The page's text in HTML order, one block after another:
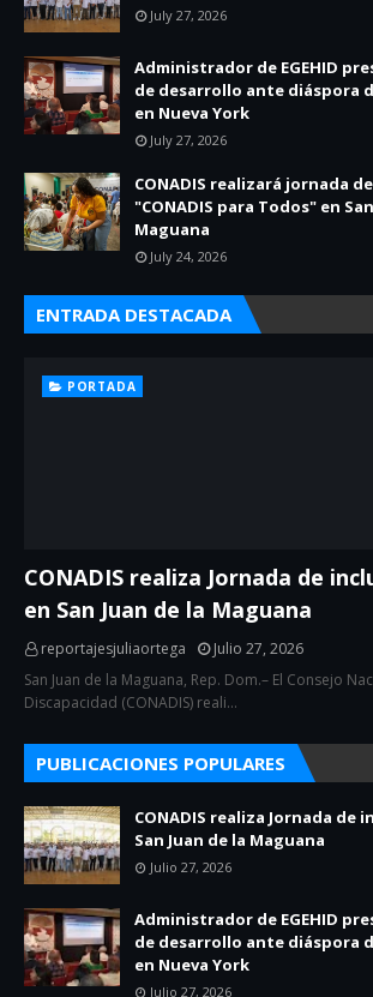
July 27, 2026
Administrador de EGEHID
de desarrollo ante diáspora
en Nueva York
July 27, 2026
CONADIS realizará jornada
"CONADIS para Todos" en
Maguana
July 24, 2026
ENTRADA DESTACADA
PORTADA
CONADIS realiza Jornada de
en San Juan de la Maguana
reportajesjuliaortega
Julio 27, 2026
San Juan de la Maguana, Rep. Dom.– El Consejo
Discapacidad (CONADIS) reali…
PUBLICACIONES POPULARES
CONADIS realiza Jornada de
San Juan de la Maguana
Julio 27, 2026
Administrador de EGEHID
de desarrollo ante diáspora
en Nueva York
Julio 27, 2026